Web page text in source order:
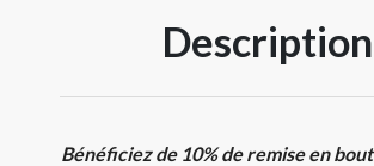
Description
Bénéficiez de 10% de remise en